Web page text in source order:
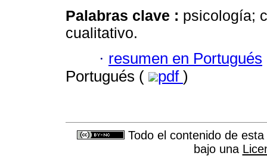
Palabras clave : psicología;
cualitativo.
· resumen en Portugués
Portugués (
pdf )
Todo el contenido de
bajo una